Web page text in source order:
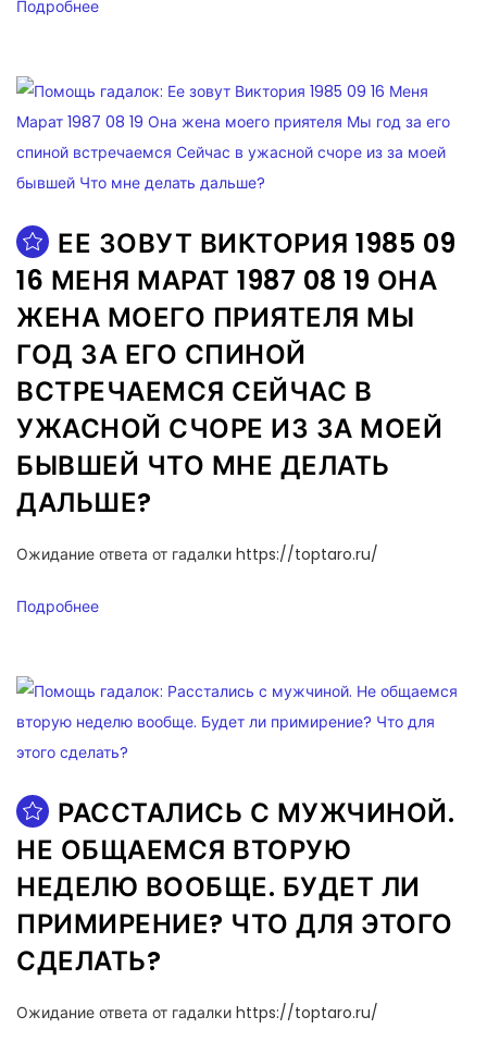
Подробнее
ЕЕ ЗОВУТ ВИКТОРИЯ 1985 09
16 МЕНЯ МАРАТ 1987 08 19 ОНА
ЖЕНА МОЕГО ПРИЯТЕЛЯ МЫ
ГОД ЗА ЕГО СПИНОЙ
ВСТРЕЧАЕМСЯ СЕЙЧАС В
УЖАСНОЙ СЧОРЕ ИЗ ЗА МОЕЙ
БЫВШЕЙ ЧТО МНЕ ДЕЛАТЬ
ДАЛЬШЕ?
Ожидание ответа от гадалки https://toptaro.ru/
Подробнее
РАССТАЛИСЬ С МУЖЧИНОЙ.
НЕ ОБЩАЕМСЯ ВТОРУЮ
НЕДЕЛЮ ВООБЩЕ. БУДЕТ ЛИ
ПРИМИРЕНИЕ? ЧТО ДЛЯ ЭТОГО
СДЕЛАТЬ?
Ожидание ответа от гадалки https://toptaro.ru/